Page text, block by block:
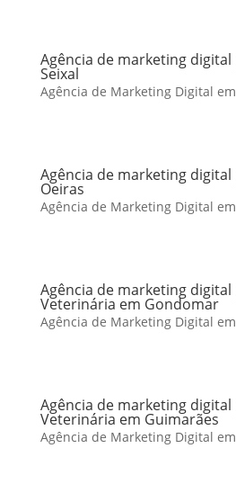
Agência de marketing digital
Seixal
Agência de Marketing Digital
Agência de marketing digital
Oeiras
Agência de Marketing Digital
Agência de marketing digital
Veterinária em Gondomar
Agência de Marketing Digital
Agência de marketing digital
Veterinária em Guimarães
Agência de Marketing Digital